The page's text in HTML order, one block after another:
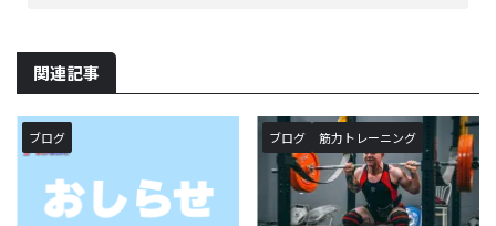
関連記事
ブログ ブログ 筋力トレーニング